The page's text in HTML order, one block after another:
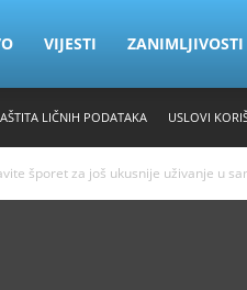
VIJESTI ZANIMLJIVOSTI
LIČNIH PODATAKA USLOVI
šporet za još ukusnije uživanje u